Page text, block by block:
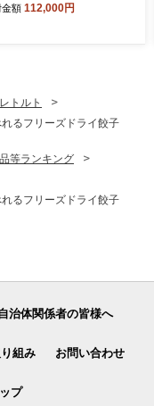
パック
金額 112,000円
トルト
るフリーズドライ餃子
等ランキング
るフリーズドライ餃子
治体関係者の皆様へ
組み お問い合わせ
プ